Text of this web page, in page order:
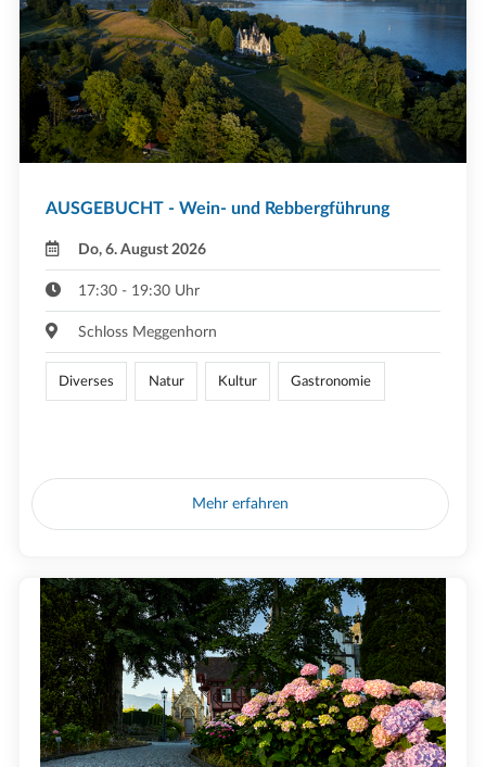
AUSGEBUCHT - Wein- und Rebbergführung
Do, 6. August 2026
17:30 - 19:30 Uhr
Schloss Meggenhorn
Diverses Natur Kultur Gastronomie
Mehr erfahren